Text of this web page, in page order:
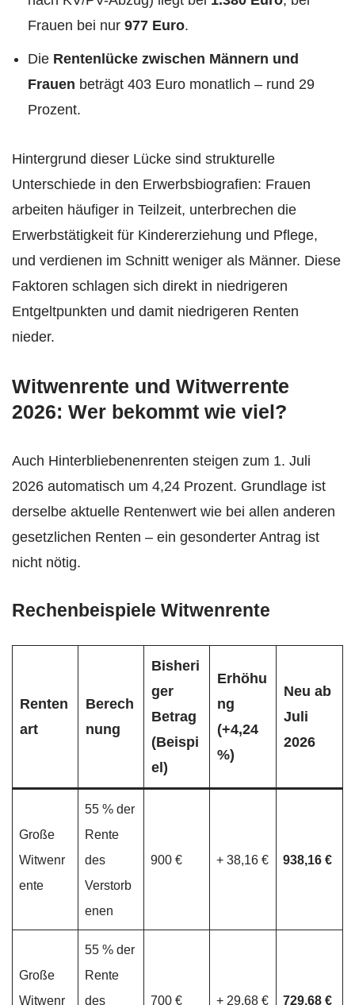
Frauen bei nur 977 Euro.
Die Rentenlücke zwischen Männern und
Frauen beträgt 403 Euro monatlich – rund 29
Prozent.
Hintergrund dieser Lücke sind strukturelle
Unterschiede in den Erwerbsbiografien: Frauen
arbeiten häufiger in Teilzeit, unterbrechen die
Erwerbstätigkeit für Kindererziehung und Pflege,
und verdienen im Schnitt weniger als Männer. Diese
Faktoren schlagen sich direkt in niedrigeren
Entgeltpunkten und damit niedrigeren Renten
nieder.
Witwenrente und Witwerrente
2026: Wer bekommt wie viel?
Auch Hinterbliebenenrenten steigen zum 1. Juli
2026 automatisch um 4,24 Prozent. Grundlage ist
derselbe aktuelle Rentenwert wie bei allen anderen
gesetzlichen Renten – ein gesonderter Antrag ist
nicht nötig.
Rechenbeispiele Witwenrente
Renten
art
Berech
nung
Bisheri
ger
Betrag
(Beispi
el)
Erhöhu
ng
(+4,24
%)
Neu ab
Juli
2026
Große
Witwenr
ente
55 % der
Rente
des
Verstorb
enen
900 € + 38,16 € 938,16 €
Große
Witwenr
55 % der
Rente
des
700 € + 29,68 € 729,68 €